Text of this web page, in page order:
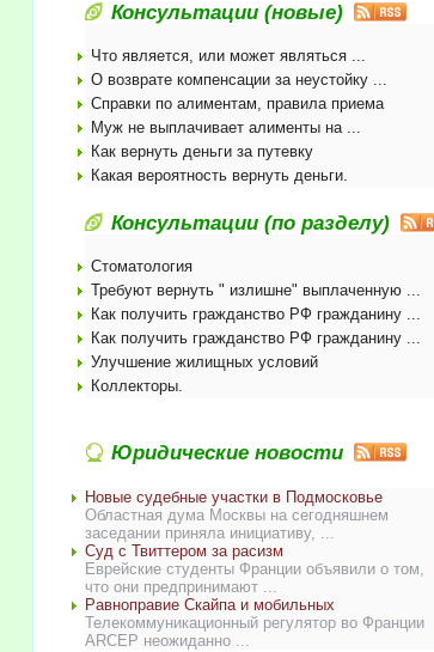
Консультации (новые)
Что является, или может являться ...
О возврате компенсации за неустойку ...
Справки по алиментам, правила приема
Муж не выплачивает алименты на ...
Как вернуть деньги за путевку
Какая вероятность вернуть деньги.
Консультации (по разделу)
Стоматология
Требуют вернуть " излишне" выплаченную ...
Как получить гражданство РФ гражданину ...
Как получить гражданство РФ гражданину ...
Улучшение жилищных условий
Коллекторы.
Юридические новости
Новые судебные участки в Подмосковье
Областная дума Москвы на сегодняшнем
заседании приняла инициативу, ...
Суд с Твиттером за расизм
Еврейские студенты Франции объявили о том,
что они предпринимают ...
Равноправие Скайпа и мобильных
Телекоммуникационный регулятор во Франции
ARCEP неожиданно ...